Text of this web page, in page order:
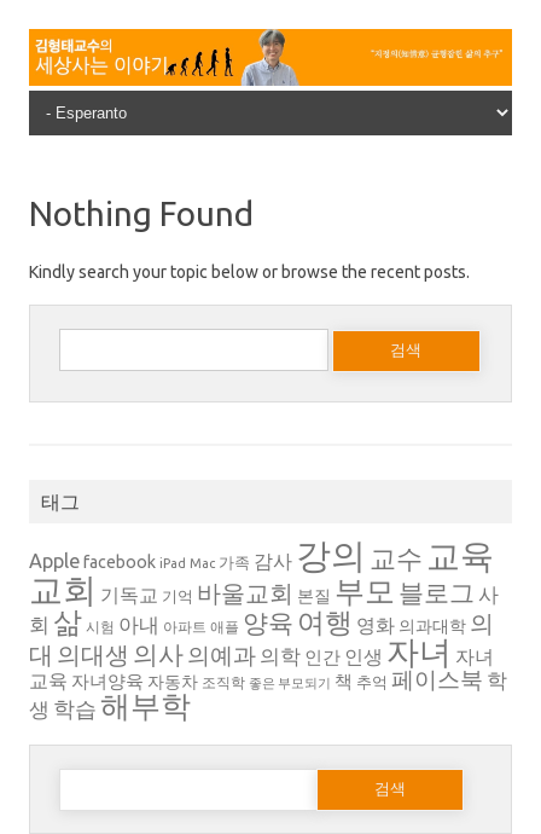
Skip to content
Nothing Found
Kindly search your topic below or browse the recent posts.
다음 검색:
태그
Applefacebook iPad Mac 가족 감사 강의 교수 교육
교회 기독교 기억 바울교회 본질 부모 블로그 사
회 삶 시험 아내 아파트 애플 양육 여행 영화 의과대학 의
대 의대생 의사의예과 의학 인간 인생 자녀 자녀
교육 자녀양육 자동차 조직학 좋은 부모되기 책 추억 페이스북 학
생 학습 해부학
다음 검색: